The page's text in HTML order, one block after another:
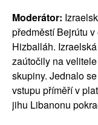
Moderátor:
předměstí Bejrútu
Hizballáh.
zaútočily na
skupiny. Jednalo
vstupu příměří v
jihu Libanonu